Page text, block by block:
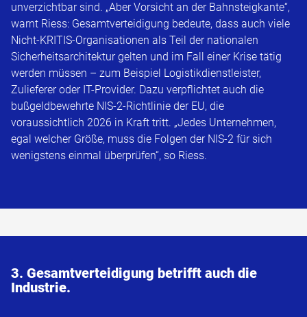
unverzichtbar sind. „Aber Vorsicht an der Bahnsteigkante“,
warnt Riess: Gesamtverteidigung bedeute, dass auch viele
Nicht-KRITIS-Organisationen als Teil der nationalen
Sicherheitsarchitektur gelten und im Fall einer Krise tätig
werden müssen – zum Beispiel Logistikdienstleister,
Zulieferer oder IT-Provider. Dazu verpflichtet auch die
bußgeldbewehrte NIS-2-Richtlinie der EU, die
voraussichtlich 2026 in Kraft tritt. „Jedes Unternehmen,
egal welcher Größe, muss die Folgen der NIS-2 für sich
wenigstens einmal überprüfen“, so Riess.
3. Gesamtverteidigung betrifft auch die
Industrie.